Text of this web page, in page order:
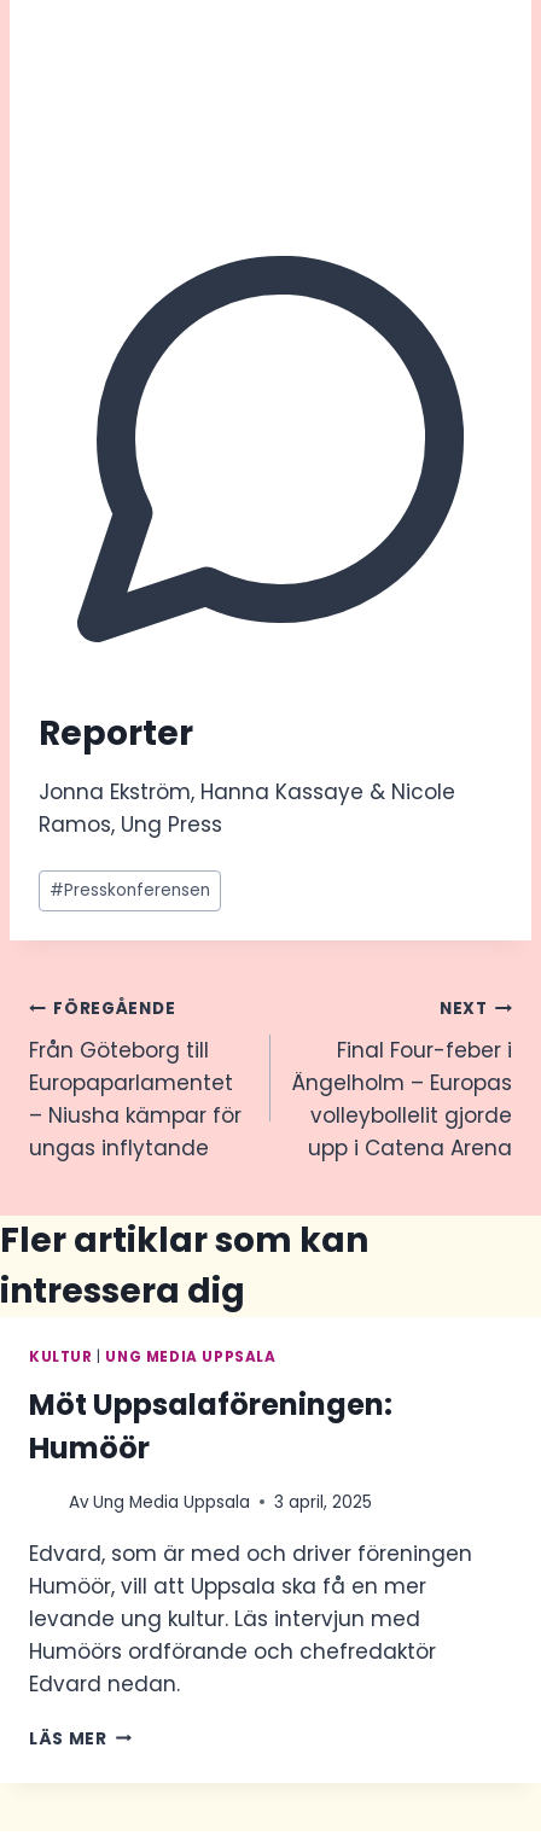
Reporter
Jonna Ekström, Hanna Kassaye & Nicole
Ramos, Ung Press
Post
Tags:
#Presskonferensen
Inläggsnavigering
FÖREGÅENDE
Från Göteborg till
Europaparlamentet
– Niusha kämpar för
ungas inflytande
NEXT
Final Four-feber i
Ängelholm – Europas
volleybollelit gjorde
upp i Catena Arena
Fler artiklar som kan
intressera dig
KULTUR UNG MEDIA UPPSALA
Möt Uppsalaföreningen:
Humöör
AvUng Media Uppsala 3 april, 2025
Edvard, som är med och driver föreningen
Humöör, vill att Uppsala ska få en mer
levande ung kultur. Läs intervjun med
Humöörs ordförande och chefredaktör
Edvard nedan.
LÄS MERMÖT
HUMÖÖR